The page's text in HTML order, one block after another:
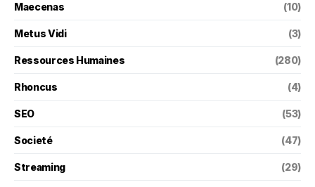
Maecenas (10)
Metus Vidi (3)
Ressources Humaines (280)
Rhoncus (4)
SEO (53)
Societé (47)
Streaming (29)